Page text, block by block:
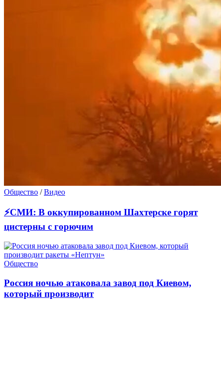
Общество /Видео
⚡СМИ: В оккупированном Шахтерске горят
цистерны с горючим
Общество
Россия ночью атаковала завод под Киевом,
который производит